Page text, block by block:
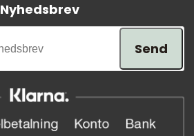
Nyhedsbrev
Send